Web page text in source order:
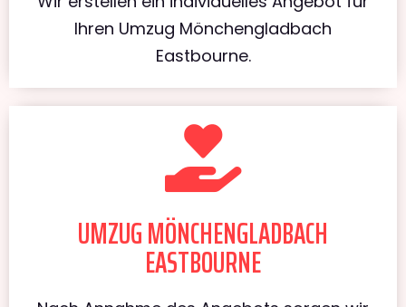
Ihren Umzug Mönchengladbach
Eastbourne.
UMZUG MÖNCHENGLADBACH
EASTBOURNE